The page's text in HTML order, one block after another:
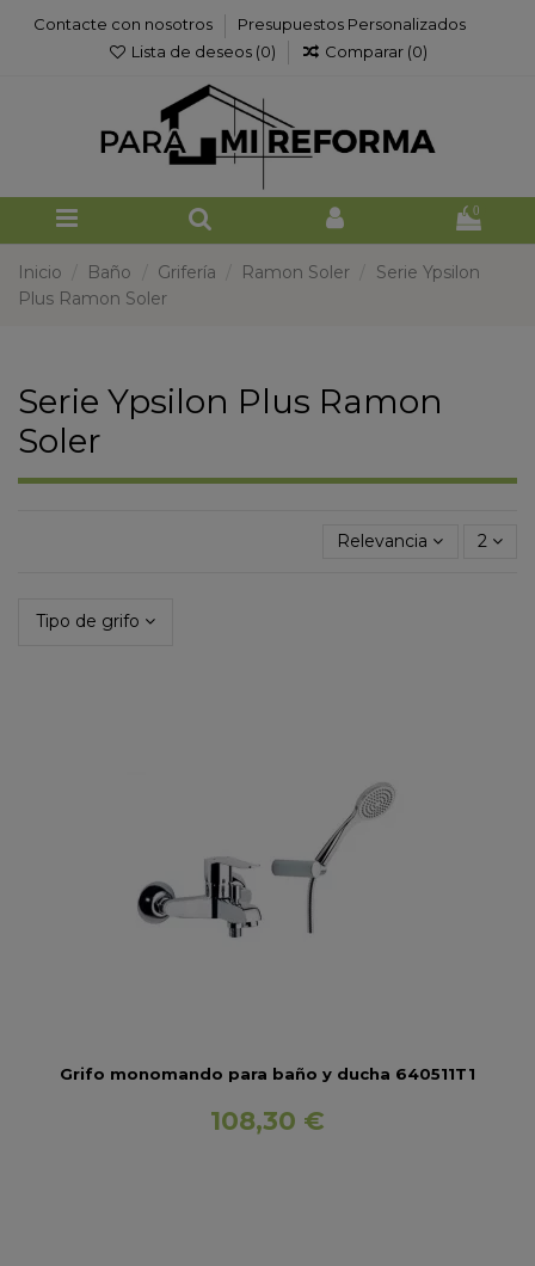
Contacte con nosotros
Presupuestos Personalizados
Lista de deseos (0) Comparar (0)
0
Inicio Baño Grifería Ramon Soler
Serie Ypsilon
Plus Ramon Soler
Serie Ypsilon Plus Ramon
Soler
Relevancia 2
Tipo de grifo
Grifo monomando para baño y ducha 640511T1
108,30 €